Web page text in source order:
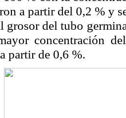
a partir del 0,2 % y
grosor del tubo
concentración
a partir de 0,6 %.